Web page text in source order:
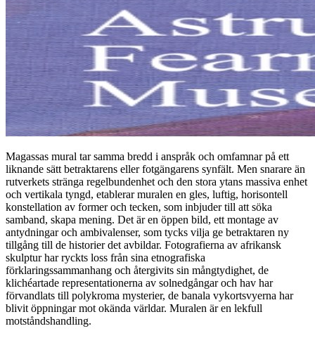
Magassas mural tar samma bredd i anspråk och omfamnar på ett
liknande sätt betraktarens eller fotgängarens synfält. Men snarare än
rutverkets stränga regelbundenhet och den stora ytans massiva enhet
och vertikala tyngd, etablerar muralen en gles, luftig, horisontell
konstellation av former och tecken, som inbjuder till att söka
samband, skapa mening. Det är en öppen bild, ett montage av
antydningar och ambivalenser, som tycks vilja ge betraktaren ny
tillgång till de historier det avbildar. Fotografierna av afrikansk
skulptur har ryckts loss från sina etnografiska
förklaringssammanhang och återgivits sin mångtydighet, de
klichéartade representationerna av solnedgångar och hav har
förvandlats till polykroma mysterier, de banala vykortsvyerna har
blivit öppningar mot okända världar. Muralen är en lekfull
motståndshandling.